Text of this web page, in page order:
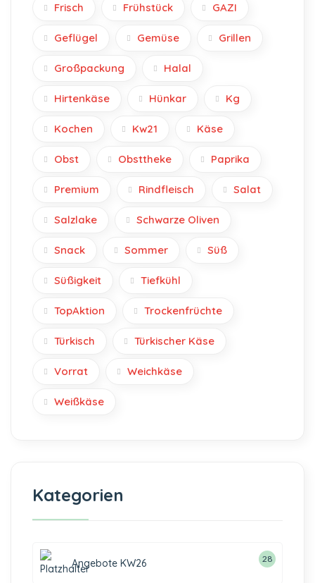
Frisch Frühstück GAZI
Geflügel Gemüse Grillen
Großpackung Halal
Hirtenkäse Hünkar Kg
Kochen Kw21 Käse
Obst Obsttheke Paprika
Premium Rindfleisch Salat
Salzlake Schwarze Oliven
Snack Sommer Süß
Süßigkeit Tiefkühl
TopAktion Trockenfrüchte
Türkisch Türkischer Käse
Vorrat Weichkäse
Weißkäse
Kategorien
Angebote KW26 28